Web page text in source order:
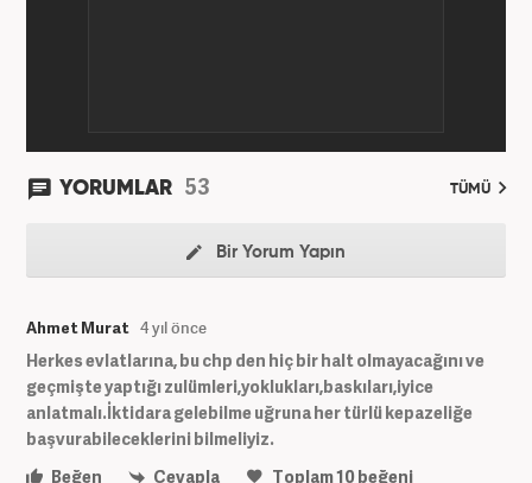
YORUMLAR 53 TÜMÜ
Bir Yorum Yapın
Ahmet Murat 4 yıl önce
Herkes evlatlarına, bu chp den hiç bir halt olmayacağını ve
geçmişte yaptığı zulümleri,yoklukları,baskıları,iyice
anlatmalı.İktidara gelebilme uğruna her türlü kepazeliğe
başvurabileceklerini bilmeliyiz.
Beğen
Cevapla Toplam10beğeni